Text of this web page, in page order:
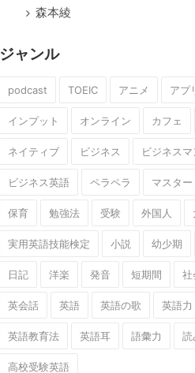
森本綾
ジャンル
podcast TOEIC アニメ アプ
インプット オンライン カフェ
ネイティブ ビジネス ビジネスマ
ビジネス英語 ペラペラ マスター
保育 勉強法 受験 外国人
実用英語技能検定 小説 幼少期
日記 洋楽 発音 短期間 社
英会話 英語 英語の歌 英語力
英語教育法 英語耳 語彙力 読
高校受験英語